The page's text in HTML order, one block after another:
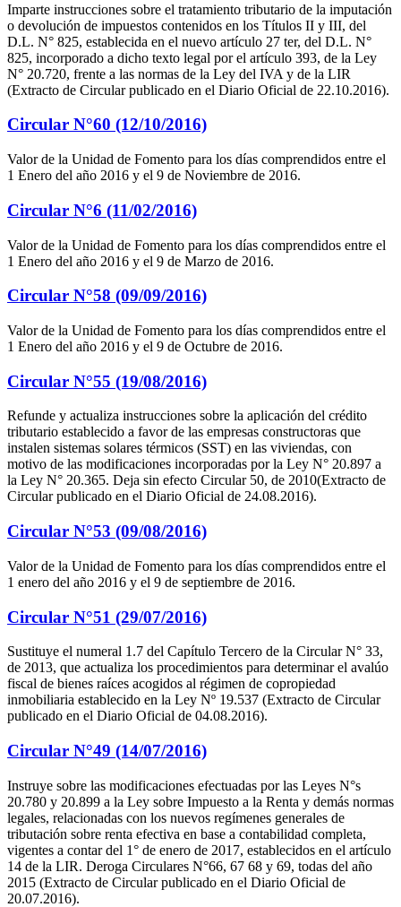
Imparte instrucciones sobre el tratamiento tributario de la imputación
o devolución de impuestos contenidos en los Títulos II y III, del
D.L. N° 825, establecida en el nuevo artículo 27 ter, del D.L. N°
825, incorporado a dicho texto legal por el artículo 393, de la Ley
N° 20.720, frente a las normas de la Ley del IVA y de la LIR
(Extracto de Circular publicado en el Diario Oficial de 22.10.2016).
Circular N°60 (12/10/2016)
Valor de la Unidad de Fomento para los días comprendidos entre el
1 Enero del año 2016 y el 9 de Noviembre de 2016.
Circular N°6 (11/02/2016)
Valor de la Unidad de Fomento para los días comprendidos entre el
1 Enero del año 2016 y el 9 de Marzo de 2016.
Circular N°58 (09/09/2016)
Valor de la Unidad de Fomento para los días comprendidos entre el
1 Enero del año 2016 y el 9 de Octubre de 2016.
Circular N°55 (19/08/2016)
Refunde y actualiza instrucciones sobre la aplicación del crédito
tributario establecido a favor de las empresas constructoras que
instalen sistemas solares térmicos (SST) en las viviendas, con
motivo de las modificaciones incorporadas por la Ley N° 20.897 a
la Ley N° 20.365. Deja sin efecto Circular 50, de 2010(Extracto de
Circular publicado en el Diario Oficial de 24.08.2016).
Circular N°53 (09/08/2016)
Valor de la Unidad de Fomento para los días comprendidos entre el
1 enero del año 2016 y el 9 de septiembre de 2016.
Circular N°51 (29/07/2016)
Sustituye el numeral 1.7 del Capítulo Tercero de la Circular N° 33,
de 2013, que actualiza los procedimientos para determinar el avalúo
fiscal de bienes raíces acogidos al régimen de copropiedad
inmobiliaria establecido en la Ley Nº 19.537 (Extracto de Circular
publicado en el Diario Oficial de 04.08.2016).
Circular N°49 (14/07/2016)
Instruye sobre las modificaciones efectuadas por las Leyes N°s
20.780 y 20.899 a la Ley sobre Impuesto a la Renta y demás normas
legales, relacionadas con los nuevos regímenes generales de
tributación sobre renta efectiva en base a contabilidad completa,
vigentes a contar del 1° de enero de 2017, establecidos en el artículo
14 de la LIR. Deroga Circulares N°66, 67 68 y 69, todas del año
2015 (Extracto de Circular publicado en el Diario Oficial de
20.07.2016).